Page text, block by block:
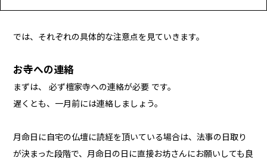
では、それぞれの具体的な注意点を見ていきます。
お寺への連絡
まずは、 必ず檀家寺への連絡が必要 です。
遅くとも、一月前には連絡しましょう。
月命日に自宅の仏壇に読経を頂いている場合は、法事の日取り
が決まった段階で、月命日の日に直接お坊さんにお願いしても良